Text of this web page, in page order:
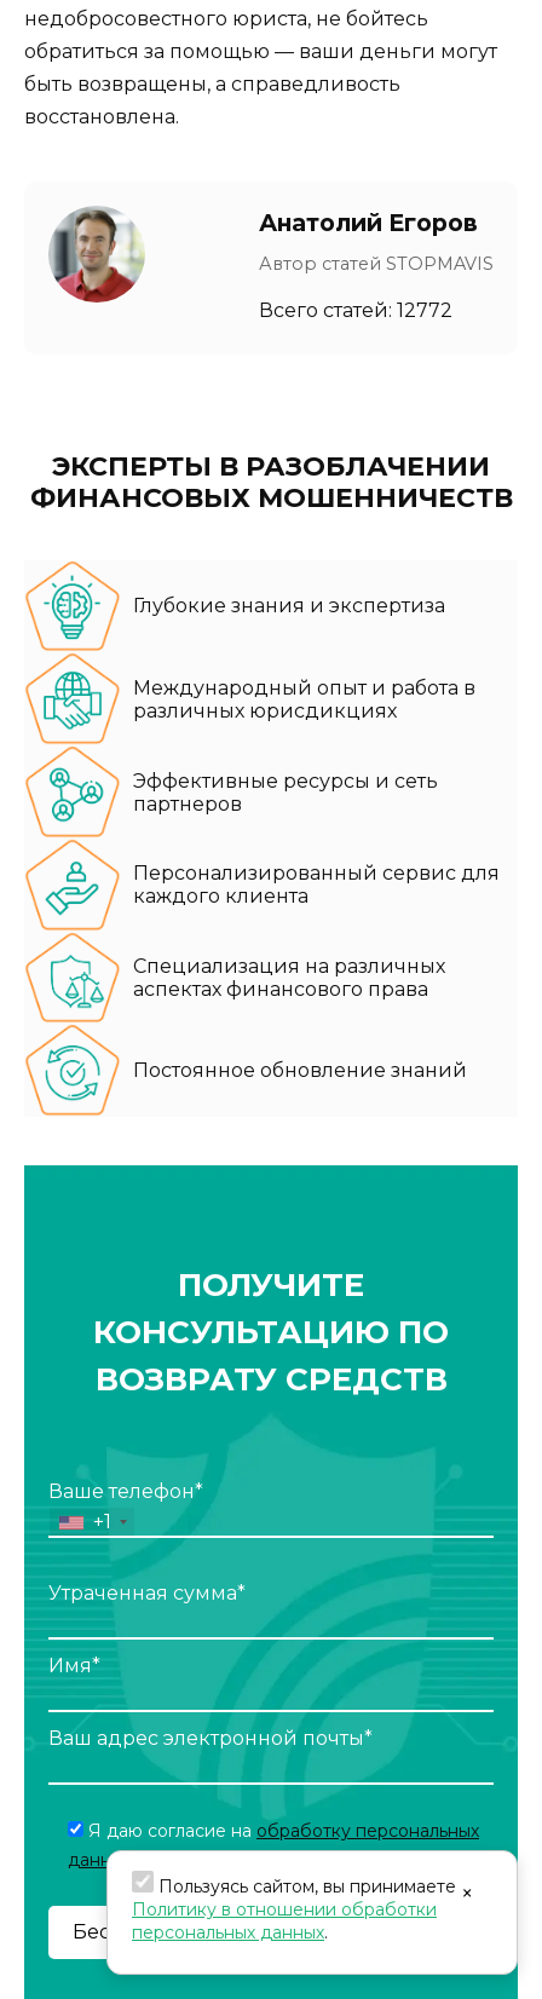
недобросовестного юриста, не бойтесь
обратиться за помощью — ваши деньги могут
быть возвращены, а справедливость
восстановлена.
Анатолий Егоров
Автор статей STOPMAVIS
Всего статей: 12772
ЭКСПЕРТЫ В РАЗОБЛАЧЕНИИ
ФИНАНСОВЫХ МОШЕННИЧЕСТВ
Глубокие знания и экспертиза
Международный опыт и работа в
различных юрисдикциях
Эффективные ресурсы и сеть
партнеров
Персонализированный сервис для
каждого клиента
Специализация на различных
аспектах финансового права
Постоянное обновление знаний
ПОЛУЧИТЕ
КОНСУЛЬТАЦИЮ ПО
ВОЗВРАТУ СРЕДСТВ
Ваше телефон*
+1
Утраченная сумма*
Имя*
Ваш адрес электронной почты*
Я даю согласие на обработку персональных
данных
×
Пользуясь сайтом, вы принимаете
Политику в отношении обработки
персональных данных.